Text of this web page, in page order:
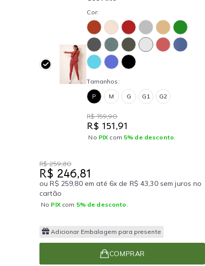
Cor:
Tamanhos:
P
M G G1 G2
R$ 159,90
R$ 151,91
No PIX com 5% de desconto.
R$ 259,80
R$ 246,81
ou R$ 259,80 em até 6x de R$ 43,30 sem juros no
cartão
No PIXcom 5% de desconto .
Adicionar Embalagem para presente
COMPRAR